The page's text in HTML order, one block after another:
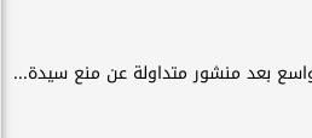
بعد منشور متداولة عن منع سيدة...